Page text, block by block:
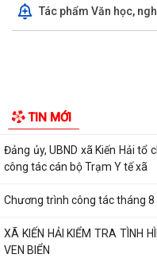
Tác phẩm Văn học,
buôn bán trái phép động vật
TRONG LĨNH VỰC BẢO VỆ MÔI
Thông báo giới thiệu chức
xã Kiến Hải
Thông báo niêm yết công
Đảng ủy, UBND xã Kiến Hải tổ